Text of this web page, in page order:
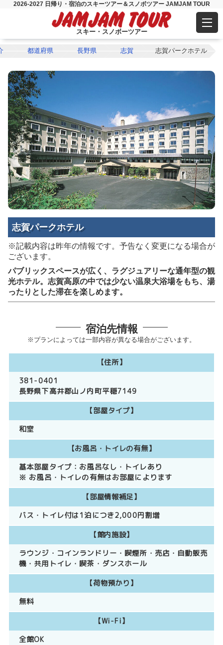
2026-2027 日帰り・宿泊のスキーツアー＆スノボツアー JAMJAM TOUR
スキー・スノボーツアー
都道府県 長野県 志賀 志賀パークホテル
志賀パークホテル
※記載内容は昨年の情報です。予告なく変更になる場合が
ございます。
パブリックスペースが広く、ラグジュアリーな通年型の観
光ホテル。志賀高原の中では少ない温泉大浴場をもち、湯
ったりとした滞在を楽しめます。
宿泊先情報
※プランによっては一部内容が異なる場合がございます。
【住所】
381-0401
長野県下高井郡山ノ内町平穏7149
【部屋タイプ】
和室
【お風呂・トイレの有無】
基本部屋タイプ： お風呂なし
トイレあり
※ お風呂・トイレの有無はお部屋によります
【部屋情報補足】
バス・トイレ付は1泊につき2,000円割増
【館内施設】
ラウンジ
コインランドリー 喫煙所 売店
自動販売
機
共用トイレ 喫茶
ダンスホール
【荷物預かり】
無料
【Wi-Fi】
全館OK